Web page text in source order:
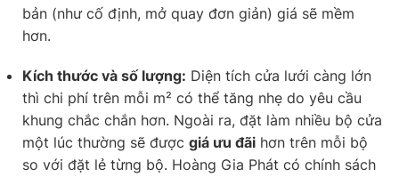
bản (như cố định, mở quay đơn giản) giá sẽ mềm
hơn.
Kích thước và số lượng: Diện tích cửa lưới càng lớn
thì chi phí trên mỗi m² có thể tăng nhẹ do yêu cầu
khung chắc chắn hơn. Ngoài ra, đặt làm nhiều bộ cửa
một lúc thường sẽ được giá ưu đãi hơn trên mỗi bộ
so với đặt lẻ từng bộ. Hoàng Gia Phát có chính sách